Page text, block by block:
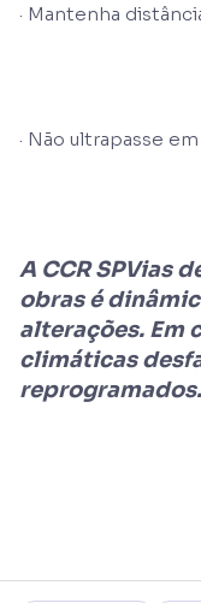
· Mantenha
· Não ultrapasse
A CCR SPVias
obras é
alterações. Em
climáticas
reprogramados.